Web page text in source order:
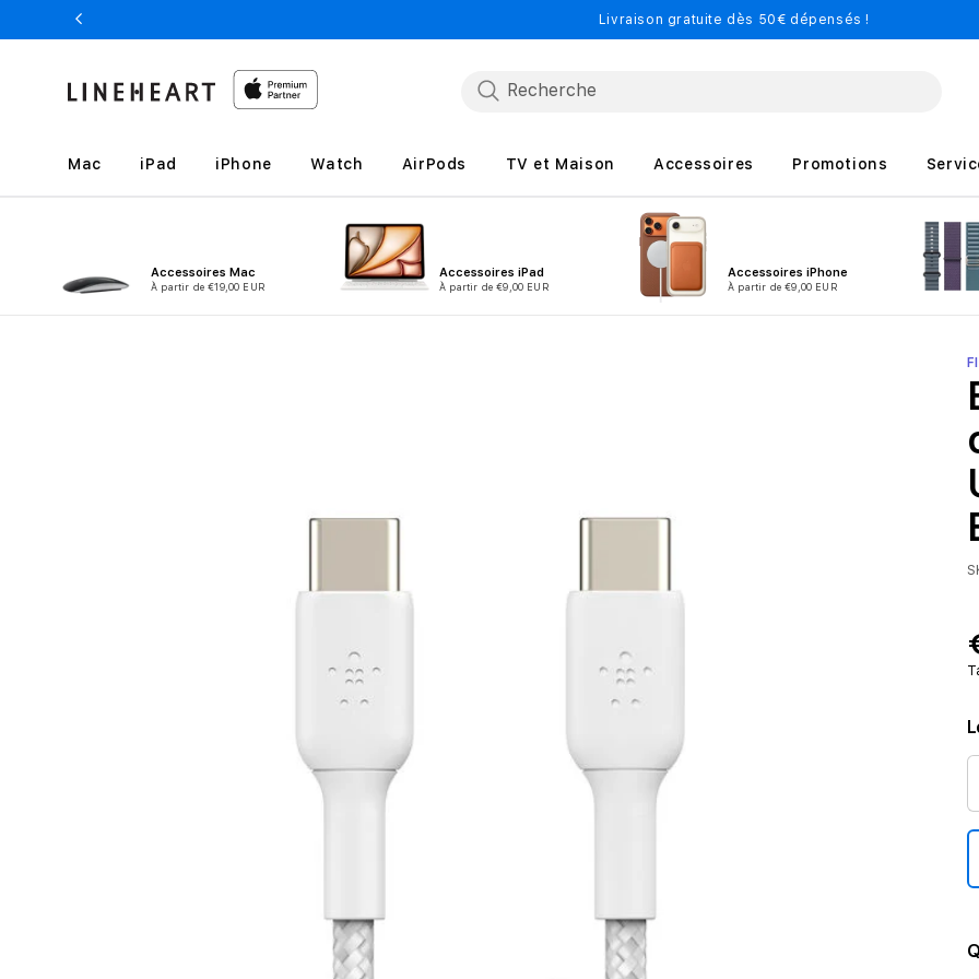
passer
au
Livraison gratuite dès 50€ dépensés !
Mac iPad iPhone Watch AirPods TV et Maison Accessoires Promotions
Accessoires Mac
À partir de €19,00 EUR
Accessoires iPad
À partir de €9,00 EUR
Accessoires iPhone
À partir de €9,00 EUR